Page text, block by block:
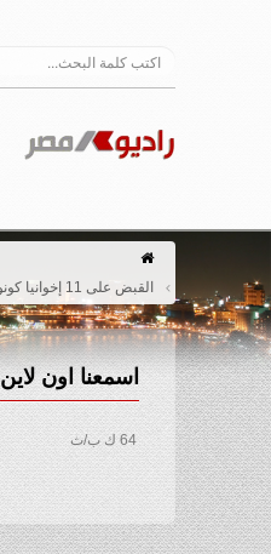
القبض على 11 إخوانيا كونوا خلية إرهابية لتفجير مسجد بالبحيرة
اسمعنا اون لاين
64 ك ب/ث